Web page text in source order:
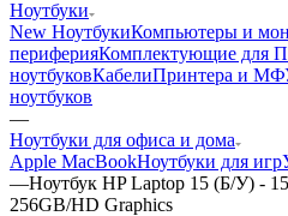
Ноутбуки
New НоутбукиКомпьютеры и
периферияКомплектующие для
ноутбуковКабелиПринтера и
ноутбуков
—
Ноутбуки для офиса и дома
Apple MacBookНоутбуки для игр
—Ноутбук HP Laptop 15 (Б/У) -
256GB/HD Graphics